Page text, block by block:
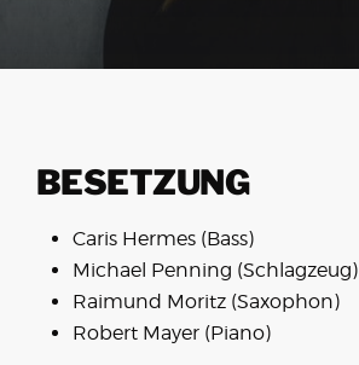
BESETZUNG
Caris Hermes (Bass)
Michael Penning (Schlagzeug)
Raimund Moritz (Saxophon)
Robert Mayer (Piano)